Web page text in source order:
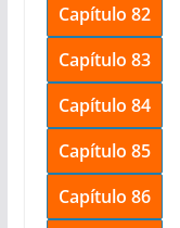
Capítulo 82
Capítulo 83
Capítulo 84
Capítulo 85
Capítulo 86